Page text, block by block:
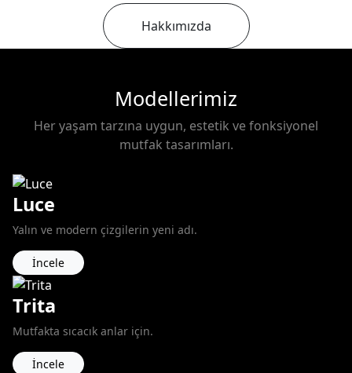
Hakkımızda
Modellerimiz
Her yaşam tarzına uygun, estetik ve fonksiyonel
mutfak tasarımları.
Luce
Yalın ve modern çizgilerin yeni adı.
İncele
Trita
Mutfakta sıcacık anlar için.
İncele